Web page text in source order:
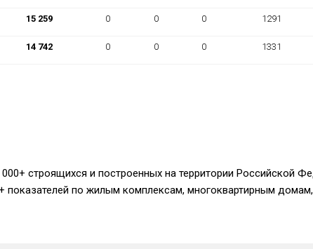
15 259 0 0 0 1291
14 742 0 0 0 1331
строящихся и построенных на территории Российской
показателей по жилым комплексам, многоквартирным